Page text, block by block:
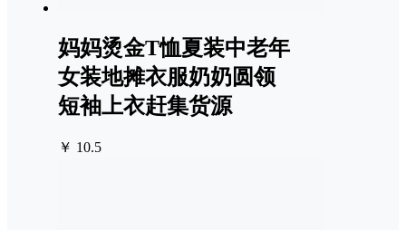
妈妈烫金T恤夏装中老年
女装地摊衣服奶奶圆领
短袖上衣赶集货源
￥ 10.5